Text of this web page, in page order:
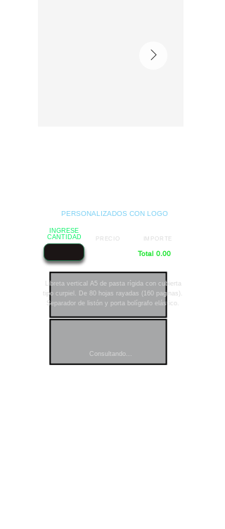
PERSONALIZADOS CON LOGO
INGRESE
CANTIDAD
Total 0.00
IMPORTE
PRECIO
Libreta vertical A5 de pasta rígida con cubierta
tipo curpiel. De 80 hojas rayadas (160 paginas).
Separador de listón y porta bolígrafo elástico.
Consultando...